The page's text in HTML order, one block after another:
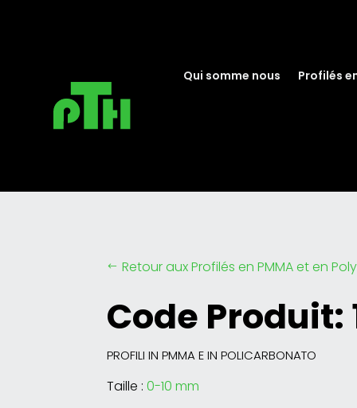
Qui somme nous Profilés
# Retour aux Profilés en PMMA et en
Code Produit:
PROFILI IN PMMA E IN POLICARBONATO
Taille :0-10 mm